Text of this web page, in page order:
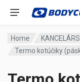
Home
Termo kotúčiky